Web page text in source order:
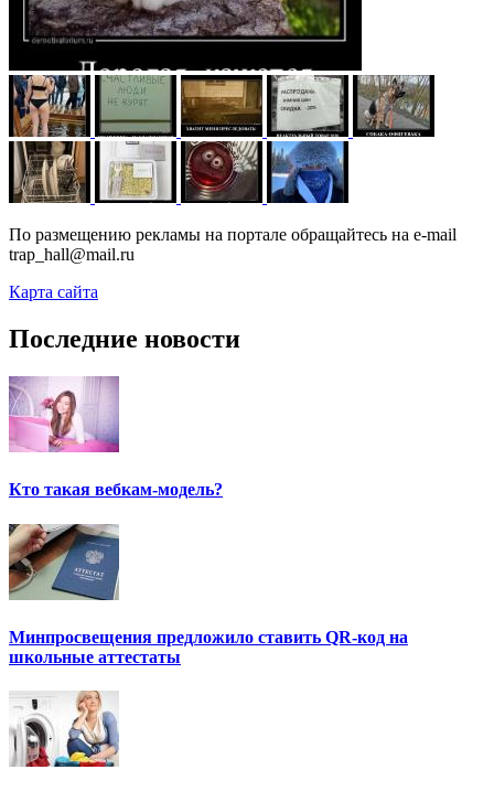
По размещению рекламы на портале обращайтесь на e-mail
trap_hall@mail.ru
Карта сайта
Последние новости
Кто такая вебкам-модель?
Минпросвещения предложило ставить QR-код на
школьные аттестаты